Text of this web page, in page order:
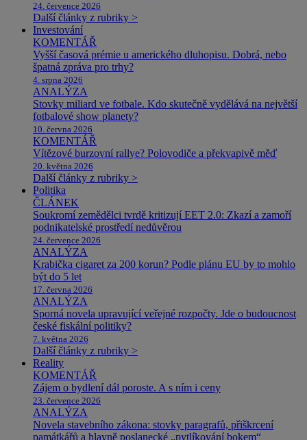
24. července 2026
Další články z rubriky >
Investování
KOMENTÁŘ
Vyšší časová prémie u amerického dluhopisu. Dobrá, nebo
špatná zpráva pro trhy?
4. srpna 2026
ANALÝZA
Stovky miliard ve fotbale. Kdo skutečně vydělává na největší
fotbalové show planety?
10. června 2026
KOMENTÁŘ
Vítězové burzovní rallye? Polovodiče a překvapivě měď
20. května 2026
Další články z rubriky >
Politika
ČLÁNEK
Soukromí zemědělci tvrdě kritizují EET 2.0: Zkazí a zamoří
podnikatelské prostředí nedůvěrou
24. července 2026
ANALÝZA
Krabička cigaret za 200 korun? Podle plánu EU by to mohlo
být do 5 let
17. června 2026
ANALÝZA
Sporná novela upravující veřejné rozpočty. Jde o budoucnost
české fiskální politiky?
7. května 2026
Další články z rubriky >
Reality
KOMENTÁŘ
Zájem o bydlení dál poroste. A s ním i ceny
23. července 2026
ANALÝZA
Novela stavebního zákona: stovky paragrafů, přiškrcení
památkářů a hlavně poslanecké „pytlíkování bokem“